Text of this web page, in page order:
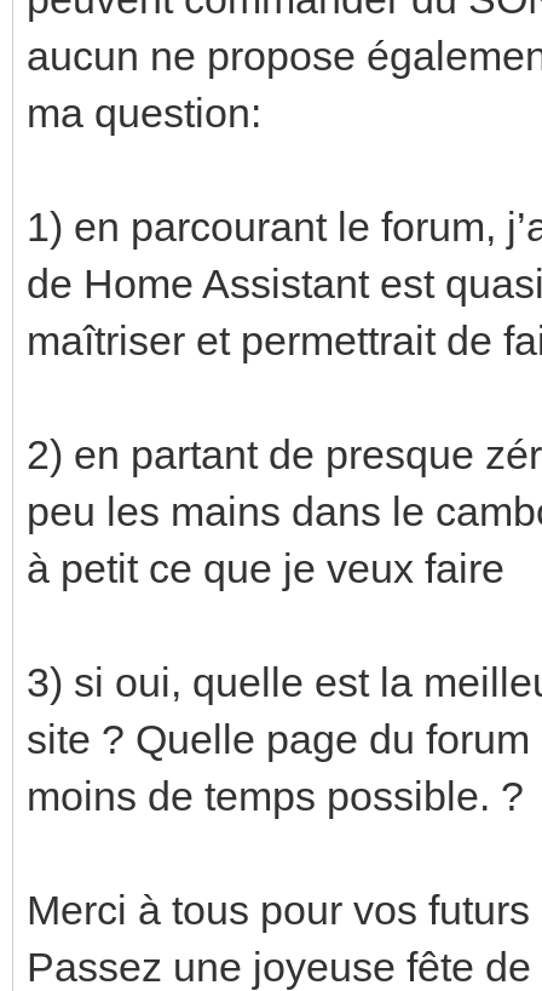
aucun ne propose
ma question:
1) en parcourant le forum,
de Home Assistant est
maîtriser et permettrait de
2) en partant de presque
peu les mains dans le
à petit ce que je veux faire
3) si oui, quelle est la
site ? Quelle page du
moins de temps possible. ?
Merci à tous pour vos
Passez une joyeuse fête